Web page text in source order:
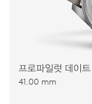
프로파일럿 데이트
41.00 mm